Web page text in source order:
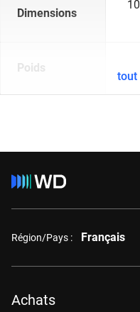
Dimensions
Poids
tout
Région/Pays : Français
Achats